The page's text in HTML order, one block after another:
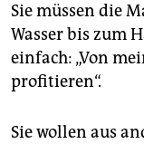
Sie müssen die
Wasser bis zum
einfach: „Von
profitieren“.
Sie wollen aus